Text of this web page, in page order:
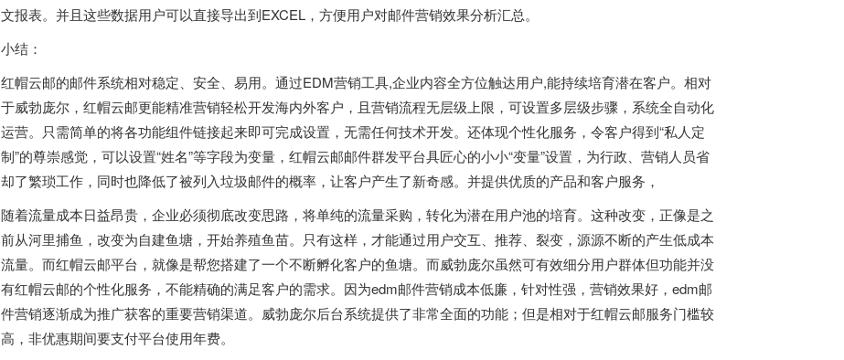
文报表。并且这些数据用户可以直接导出到EXCEL，方便用户对邮件营销效果分析汇总。
小结：
红帽云邮的邮件系统相对稳定、安全、易用。通过EDM营销工具,企业内容全方位触达用户,能持续培育潜在客户。相对
于威勃庞尔，红帽云邮更能精准营销轻松开发海内外客户，且营销流程无层级上限，可设置多层级步骤，系统全自动化
运营。只需简单的将各功能组件链接起来即可完成设置，无需任何技术开发。还体现个性化服务，令客户得到“私人定
制”的尊崇感觉，可以设置“姓名”等字段为变量，红帽云邮邮件群发平台具匠心的小小“变量”设置，为行政、营销人员省
却了繁琐工作，同时也降低了被列入垃圾邮件的概率，让客户产生了新奇感。并提供优质的产品和客户服务，
随着流量成本日益昂贵，企业必须彻底改变思路，将单纯的流量采购，转化为潜在用户池的培育。这种改变，正像是之
前从河里捕鱼，改变为自建鱼塘，开始养殖鱼苗。只有这样，才能通过用户交互、推荐、裂变，源源不断的产生低成本
流量。而红帽云邮平台，就像是帮您搭建了一个不断孵化客户的鱼塘。而威勃庞尔虽然可有效细分用户群体但功能并没
有红帽云邮的个性化服务，不能精确的满足客户的需求。因为edm邮件营销成本低廉，针对性强，营销效果好，edm邮
件营销逐渐成为推广获客的重要营销渠道。威勃庞尔后台系统提供了非常全面的功能；但是相对于红帽云邮服务门槛较
高，非优惠期间要支付平台使用年费。